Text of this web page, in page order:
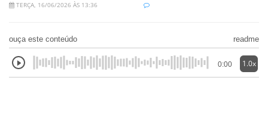
TERÇA, 16/06/2026 ÀS 13:36
ouça este conteúdo readme
0:00 1.0x